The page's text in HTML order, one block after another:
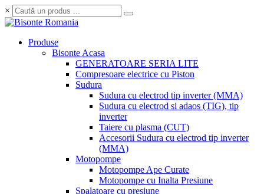
×
Produse
Bisonte Acasa
GENERATOARE SERIA LITE
Compresoare electrice cu Piston
Sudura
Sudura cu electrod tip inverter (MMA)
Sudura cu electrod si adaos (TIG), tip
inverter
Taiere cu plasma (CUT)
Accesorii Sudura cu electrod tip inverter
(MMA)
Motopompe
Motopompe Ape Curate
Motopompe cu Inalta Presiune
Spalatoare cu presiune